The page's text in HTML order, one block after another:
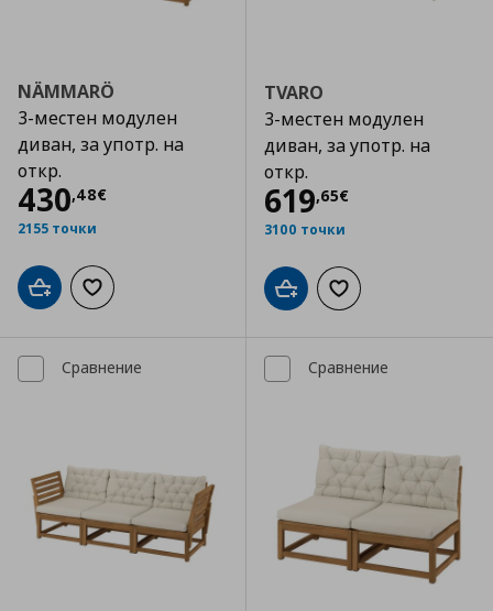
NÄMMARÖ
3-местен модулен
диван, за употр. на
откр.
430,48€
Цена430,48 €
2155 точки
Добави в кошницата
Добави към списъка с любими
TVARO
3-местен модулен
диван, за употр. на
откр.
619,65€
Цена
3100 точки
Добави в кошницата
Добави към
Сравнение Сравнение